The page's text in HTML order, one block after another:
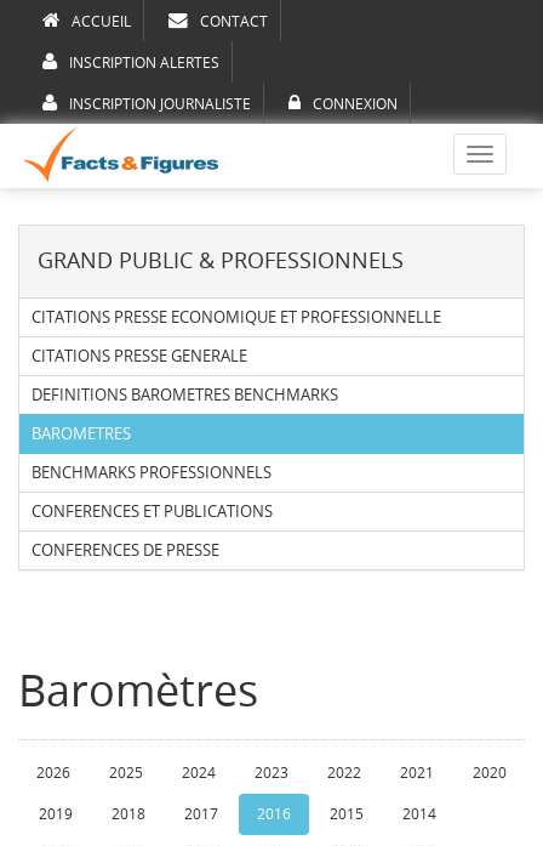
ACCUEIL CONTACT
INSCRIPTION ALERTES
INSCRIPTION JOURNALISTE CONNEXION
Toggle
GRAND PUBLIC & PROFESSIONNELS
CITATIONS PRESSE ECONOMIQUE ET PROFESSIONNELLE
CITATIONS PRESSE GENERALE
DEFINITIONS BAROMETRES BENCHMARKS
BAROMETRES
BENCHMARKS PROFESSIONNELS
CONFERENCES ET PUBLICATIONS
CONFERENCES DE PRESSE
Baromètres
2026 2025 2024 2023 2022 2021 2020
2019 2018 2017 2016 2015 2014